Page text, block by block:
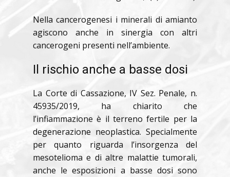
Nella cancerogenesi i minerali di amianto
agiscono anche in sinergia con altri
cancerogeni presenti nell’ambiente.
Il rischio anche a basse dosi
La Corte di Cassazione, IV Sez. Penale, n.
45935/2019, ha chiarito che
l’infiammazione è il terreno fertile per la
degenerazione neoplastica. Specialmente
per quanto riguarda l’insorgenza del
mesotelioma e di altre malattie tumorali,
anche le esposizioni a basse dosi sono